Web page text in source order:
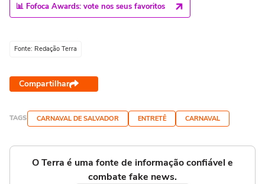
📊 Fofoca Awards: vote nos seus favoritos
Fonte: Redação Terra
Compartilhar
TAGS CARNAVAL DE SALVADOR ENTRETÊ CARNAVAL
O Terra é uma fonte de informação confiável e
combate fake news.